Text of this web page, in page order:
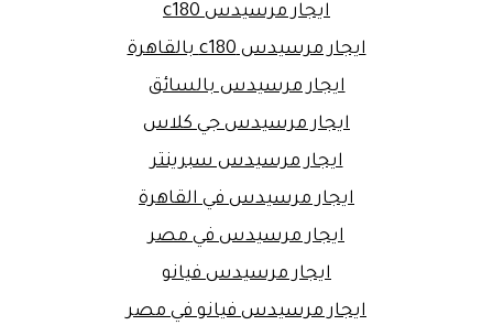
ايجار مرسيدس c180
ايجار مرسيدس c180 بالقاهرة
ايجار مرسيدس بالسائق
ايجار مرسيدس جي كلاس
ايجار مرسيدس سبرينتر
ايجار مرسيدس في القاهرة
ايجار مرسيدس في مصر
ايجار مرسيدس فيانو
ايجار مرسيدس فيانو في مصر